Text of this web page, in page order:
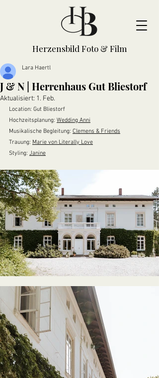
Herzensbild Foto & Film
J & N | Herrenhaus Gut Bliestorf
Lara Haertl
Aktualisiert: 1. Feb.
Location: Gut Bliestorf
Hochzeitsplanung: Wedding Anni
Musikalische Begleitung: Clemens & Friends
Trauung: Marie von Literally Love
Styling: Janine